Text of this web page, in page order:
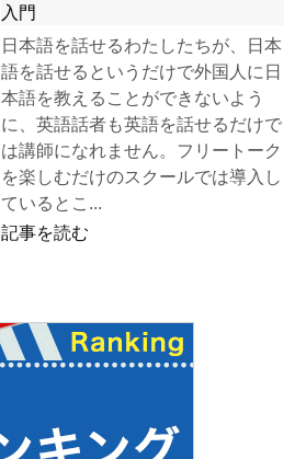
入門
日本語を話せるわたしたちが、日本
語を話せるというだけで外国人に日
本語を教えることができないよう
に、英語話者も英語を話せるだけで
は講師になれません。フリートーク
を楽しむだけのスクールでは導入し
ているとこ...
記事を読む